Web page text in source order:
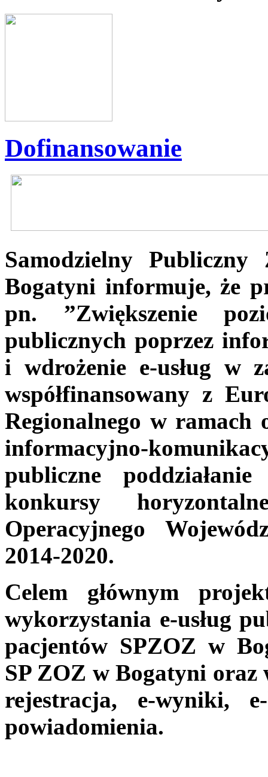
Dofinansowanie
Samodzielny
Bogatyni informuje, że
pn. ”Zwiększenie
publicznych poprzez
i wdrożenie e-usług w
współfinansowany z
Regionalnego w ramach
informacyjno-
publiczne
konkursy
Operacyjnego
2014-2020.
Celem głównym
wykorzystania e-usług
pacjentów SPZOZ w
SP ZOZ w Bogatyni oraz
rejestracja, e-wyniki,
powiadomienia.